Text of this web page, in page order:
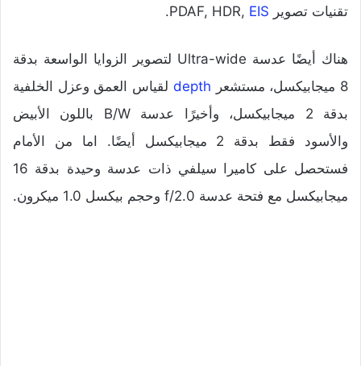
تقنيات تصوير PDAF, HDR, EIS
.
هناك أيضًا عدسة Ultra-wide لتصوير الزوايا الواسعة بدقة
8 ميجابيكسل، مستشعر
depth لقياس العمق وعزل الخلفية
بدقة 2 ميجابيكسل، وأخيرًا عدسة B/W باللون الأبيض
والأسود فقط بدقة 2 ميجابيكسل أيضًا. اما من الأمام
فستحصل على كاميرا سيلفي ذات عدسة وحيدة بدقة 16
ميجابيكسل مع فتحة عدسة f/2.0 وحجم بيكسل 1.0 ميكرون.